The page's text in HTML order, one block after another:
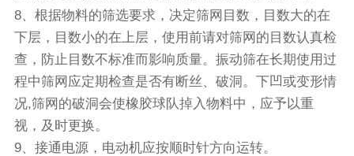
8、根据物料的筛选要求，决定筛网目数，目数大的在
下层，目数小的在上层，使用前请对筛网的目数认真检
查，防止目数不标准而影响质量。振动筛在长期使用过
程中筛网应定期检查是否有断丝、破洞。下凹或变形情
况,筛网的破洞会使橡胶球队掉入物料中，应予以重
视，及时更换。
9、接通电源，电动机应按顺时针方向运转。